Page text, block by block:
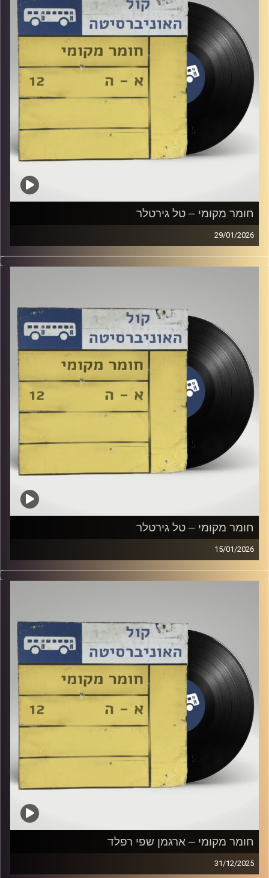
חומר מקומי – טל גירטלר
29/01/2026
שעה של מוזיקה ישראלית עם טל גירטלר
חומר מקומי – טל גירטלר
15/01/2026
שעה של מוזיקה ישראלית עם טל גירטלר
חומר מקומי – ארגמן שפי רפלד
31/12/2025